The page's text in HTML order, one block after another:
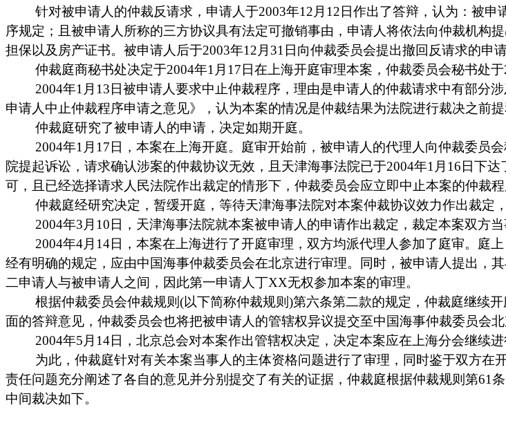
针对被申请人的仲裁反请求，申请人于2003年12 月 12日作出了答辩，认为：被申
序规定；且被申请人所称的三方协议具有法定可撤销事由，申请人将依法向仲裁机构
担保以及房产证书。被申请人后于2003年12 月 31 日向仲裁委员会提出撤回反请求的申
仲裁庭商秘书处决定于2004年1 月 17日在上海开庭审理本案，仲裁委员会秘书处于
2004年1 月 13日被申请人要求中止仲裁程序，理由是申请人的仲裁请求中有部分
申请人中止仲裁程序申请之意见》，认为本案的情况是仲裁结果为法院进行裁决之前
仲裁庭研究了被申请人的申请，决定如期开庭。
2004年1 月 17日 ，本案在上海开庭。庭审开始前，被申请人的代理人向仲裁委员
院提起诉讼，请求确认涉案的仲裁协议无效，且天津海事法院已于2004年1 月 16日下达
可，且已经选择请求人民法院作出裁定的情形下，仲裁委员会应立即中止本案的仲裁程
仲裁庭经研究决定，暂缓开庭，等待天津海事法院对本案仲裁协议效力作出裁定
2004年3 月 10日 ，天津海事法院就本案被申请人的申请作出裁定，裁定本案双方
2004年4月 14日 ，本案在上海进行了开庭审理，双方均派代理人参加了庭审。庭
经有明确的规定，应由中国海事仲裁委员会在北京进行审理。同时，被申请人提出，
二申请人与被申请人之间，因此第一申请人丁XX无权参加本案的审理。
根据仲裁委员会仲裁规则 (以下简称仲裁规则 )第六条第二款的规定，仲裁庭继续
面的答辩意见，仲裁委员会也将把被申请人的管辖权异议提交至中国海事仲裁委员会北
2004年5 月 14日 ，北京总会对本案作出管辖权决定，决定本案应在上海分会继续
为此，仲裁庭针对有关本案当事人的主体资格问题进行了审理，同时鉴于双方
责任问题充分阐述了各自的意见并分别提交了有关的证据，仲裁庭根据仲裁规则第61
中间裁决如下。